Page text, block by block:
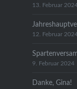
13. Februar
12. Februar
9. Februar 2024
Danke, Gina!